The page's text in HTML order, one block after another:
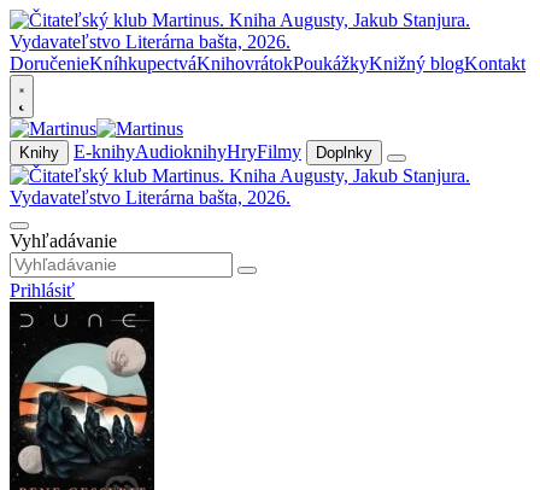
DoručenieKníhkupectváKnihovrátokPoukážkyKnižný blogKontakt
Knihy E-knihyAudioknihyHryFilmy Doplnky
Vyhľadávanie
Prihlásiť